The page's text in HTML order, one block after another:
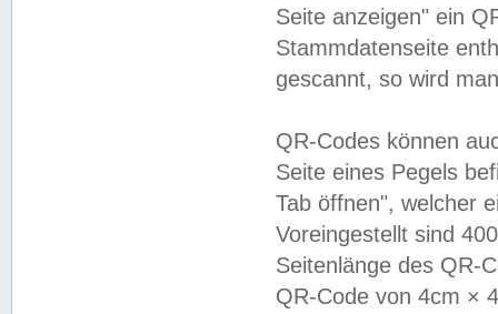
Seite anzeigen" ein
Stammdatenseite
gescannt, so wird
QR-Codes können
Seite eines Pegels
Tab öffnen", welcher
Voreingestellt sind
Seitenlänge des QR-
QR-Code von 4cm ×